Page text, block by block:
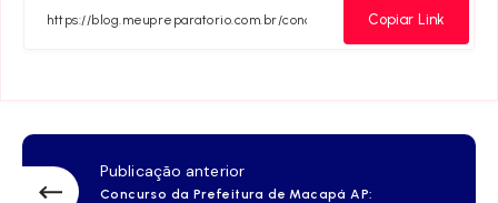
Facebook
TelegramEmail
Copiar Link
Publicação anterior
Concurso da Prefeitura de Macapá AP: